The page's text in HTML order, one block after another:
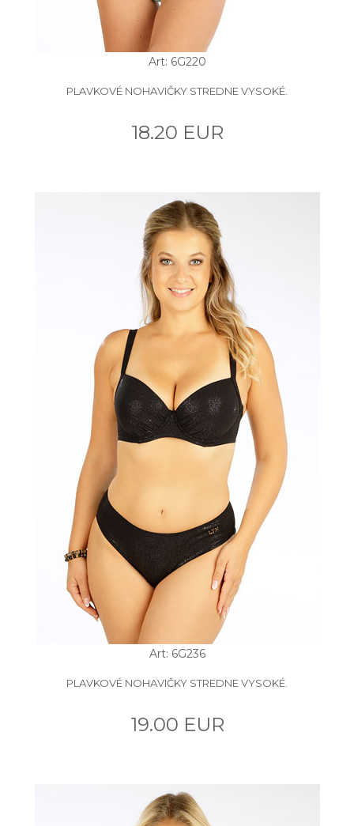
Art: 6G220
PLAVKOVÉ NOHAVIČKY STREDNE VYSOKÉ.
18.20 EUR
Art: 6G236
PLAVKOVÉ NOHAVIČKY STREDNE VYSOKÉ.
19.00 EUR